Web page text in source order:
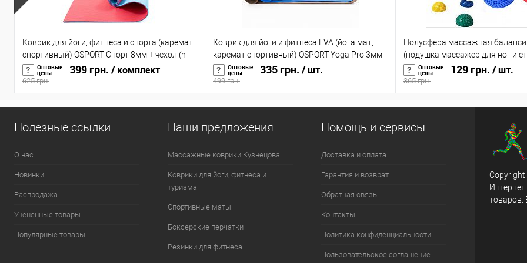
Коврик для йоги, фитнеса и спорта (каремат
спортивный) OSPORT Спорт 8мм + чехол (n-
0008)Оптовые
цены 399 грн. / комплект
625 грн.
Коврик для йоги и фитнеса EVA (йога мат,
каремат спортивный) OSPORT Yoga Pro 3мм
(OF-0088)
Оптовые
цены 335 грн. / шт.
499 грн.
Полусфера массажная
(подушка массажер для ног и
(OF-0059)
Оптовые
цены 129 грн. / шт.
365 грн.
Полезные ссылки
О нас
Новинки
Распродажа
Уцененные товары
Популярные товары
Наши предложения
Массажные коврики Кузнецова
Коврики для йоги, фитнеса и
туризма
Спортивные маты
Боксерские перчатки
Резинки для фитнеса
Помощь и сервисы
Доставка и оплата
Гарантия и возврат
Обратная связь
Контакты
Политика конфиденциальности
Пользовательское соглашение
Copyright
товаров.